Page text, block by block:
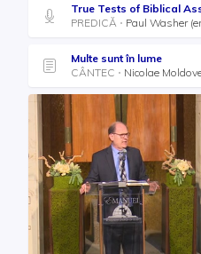
True Tests of Biblical
PREDICĂ
Paul Washer
Multe sunt în lume
CÂNTEC
Nicolae